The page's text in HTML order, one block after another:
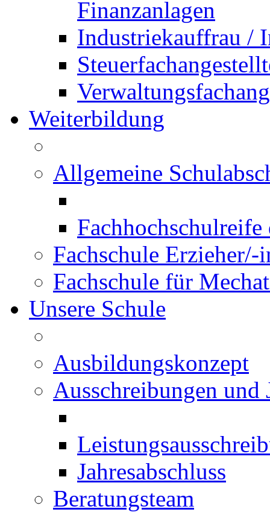
Finanzanlagen
Industriekauffrau /
Weiterbildung
Allgemeine
Fachschule Erzieher/-
Fachschule für
Unsere Schule
Ausbildungskonzept
Ausschreibungen und
Jahresabschluss
Beratungsteam